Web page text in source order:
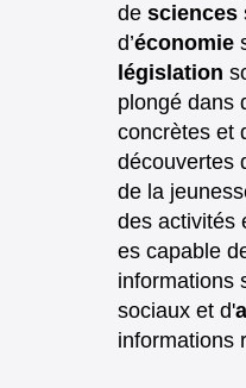
desciences
d’économie
législation
plongé dans
concrètes et
découvertes
de la
des activités
es capable
informations
sociaux et d'
informations